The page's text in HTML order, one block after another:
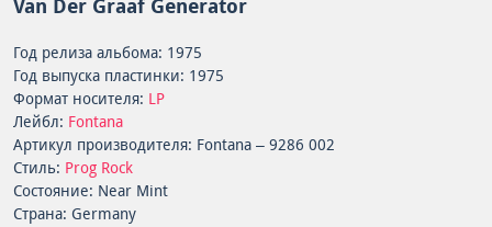
Van Der Graaf Generator
Год релиза альбома: 1975
Год выпуска пластинки: 1975
Формат носителя: LP
Лейбл: Fontana
Артикул производителя: Fontana – 9286 002
Стиль: Prog Rock
Состояние: Near Mint
Страна: Germany